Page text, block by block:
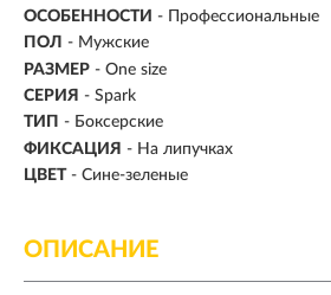
ОСОБЕННОСТИ - Профессиональные
ПОЛ - Мужские
РАЗМЕР - One size
СЕРИЯ - Spark
ТИП - Боксерские
ФИКСАЦИЯ - На липучках
ЦВЕТ - Сине-зеленые
ОПИСАНИЕ